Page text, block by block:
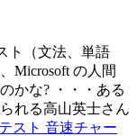
ト（文法、単語
Microsoft の人間
かな? ・・・ある
れる高山英士さん
スト 音速チャー